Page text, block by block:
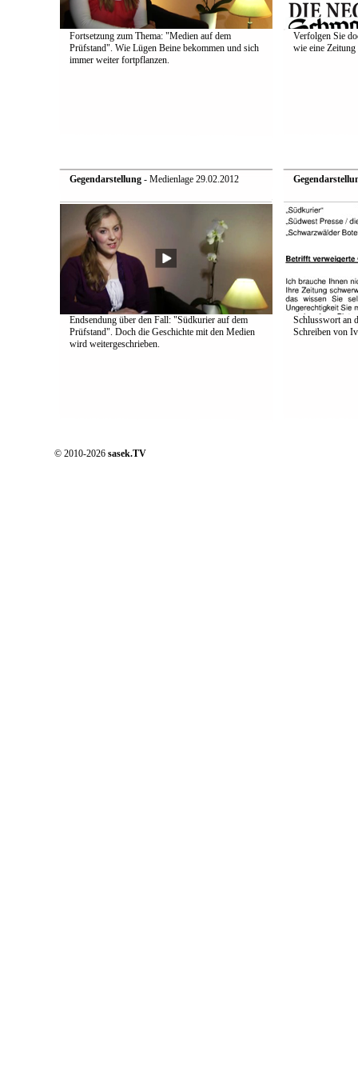
Fortsetzung zum Thema: "Medien auf dem
Prüfstand". Wie Lügen Beine bekommen und sich
immer weiter fortpflanzen.
Verfolgen Sie
wie eine Zeitung
Gegendarstellung- Medienlage 29.02.2012
Endsendung über den Fall: "Südkurier auf dem
Prüfstand". Doch die Geschichte mit den Medien
wird weitergeschrieben.
Schlusswort an
Schreiben von
© 2010-2026 sasek.TV